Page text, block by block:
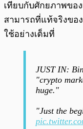
เทียบกับศักยภาพขอ
สามารถที่แท้จริงขอ
ใช้อย่างเต็มที่
JUST IN:
"crypto
huge."
"Just the